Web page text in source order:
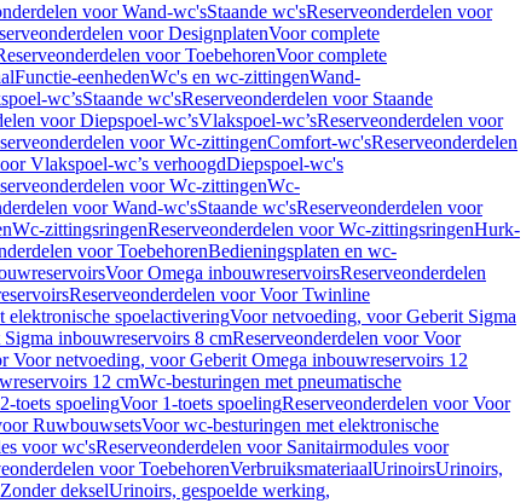
voor Wand-wc'sStaande wc'sReserveonderdelen voor
voor DesignplatenVoor complete
voor ToebehorenVoor complete
Functie-eenhedenWc's en wc-zittingenWand-
wc’sStaande wc'sReserveonderdelen voor Staande
voor Diepspoel-wc’sVlakspoel-wc’sReserveonderdelen voor
voor Wc-zittingenComfort-wc'sReserveonderdelen
Vlakspoel-wc’s verhoogdDiepspoel-wc's
voor Wc-zittingenWc-
voor Wand-wc'sStaande wc'sReserveonderdelen voor
Wc-zittingsringenReserveonderdelen voor Wc-zittingsringenHurk-
voor ToebehorenBedieningsplaten en wc-
Voor Omega inbouwreservoirsReserveonderdelen
Reserveonderdelen voor Voor Twinline
elektronische spoelactiveringVoor netvoeding, voor Geberit Sigma
inbouwreservoirs 8 cmReserveonderdelen voor Voor
Voor netvoeding, voor Geberit Omega inbouwreservoirs 12
12 cmWc-besturingen met pneumatische
toets spoelingVoor 1-toets spoelingReserveonderdelen voor Voor
RuwbouwsetsVoor wc-besturingen met elektronische
voor wc'sReserveonderdelen voor Sanitairmodules voor
voor ToebehorenVerbruiksmateriaalUrinoirsUrinoirs,
dekselUrinoirs, gespoelde werking,